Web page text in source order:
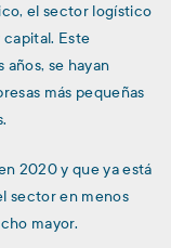
el sector logístico
capital. Este
se hayan
más pequeñas
2020 y que ya está
sector en menos
mayor.